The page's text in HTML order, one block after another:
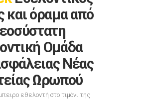
και όραμα από
Ομάδα
Νέας
Ωρωπού
εθελοντή στο τιμόνι της